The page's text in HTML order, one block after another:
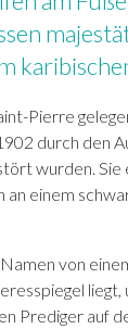
DUCOS
FONDS-
MORNE-ROUGE
PILOTE
SALÉE
Pierre
durch den
wurden. Sie
an einem
von
liegt,
Prediger auf